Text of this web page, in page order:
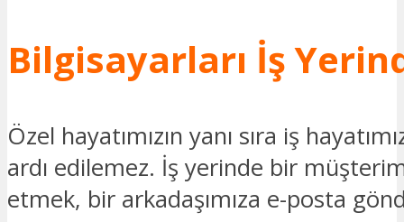
Bilgisayarları İş
Özel hayatımızın yanı sıra iş
ardı edilemez. İş yerinde bir
etmek, bir arkadaşımıza e-posta